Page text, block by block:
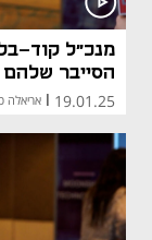
מנכ"ל קוד-
הסייבר
19.01.25 אריאלה